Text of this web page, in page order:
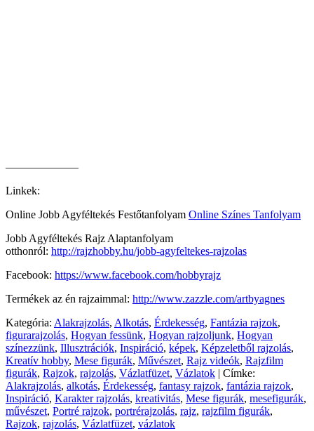
——————–
Linkek:
Online Jobb Agyféltekés Festőtanfolyam Online Színes Tanfolyam
Jobb Agyféltekés Rajz Alaptanfolyam
otthonról: http://rajzhobby.hu/jobb-agyfeltekes-rajzolas
Facebook: https://www.facebook.com/hobbyrajz
Termékek az én rajzaimmal: http://www.zazzle.com/artbyagnes
Kategória: Alakrajzolás, Alkotás, Érdekesség, Fantázia rajzok,
figurarajzolás, Hogyan fessünk, Hogyan rajzoljunk, Hogyan
színezzünk, Illusztrációk, Inspiráció, képek, Képzeletből rajzolás,
Kreatív hobby, Mese figurák, Művészet, Rajz videók, Rajzfilm
figurák, Rajzok, rajzolás, Vázlatfüzet, Vázlatok | Címke:
Alakrajzolás, alkotás, Érdekesség, fantasy rajzok, fantázia rajzok,
Inspiráció, Karakter rajzolás, kreativitás, Mese figurák, mesefigurák,
művészet, Portré rajzok, portrérajzolás, rajz, rajzfilm figurák,
Rajzok, rajzolás, Vázlatfüzet, vázlatok